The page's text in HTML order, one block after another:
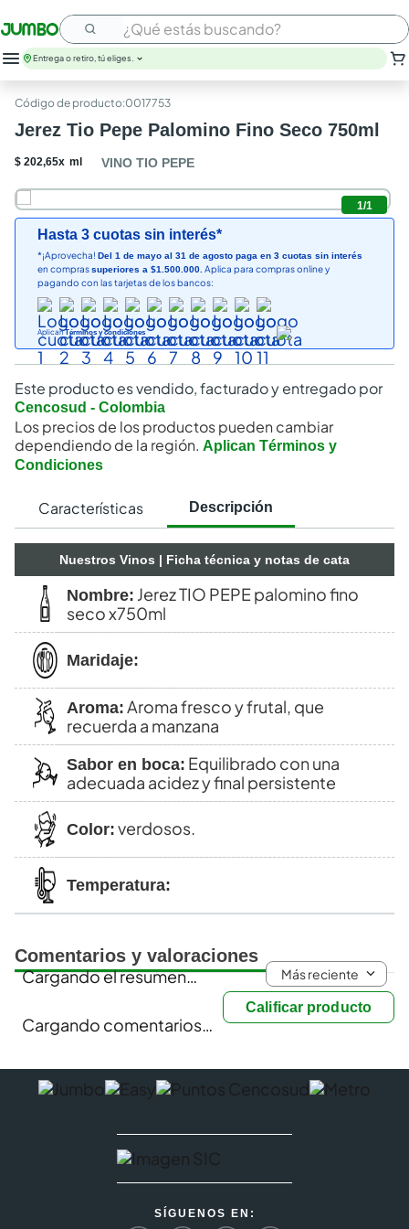
¿Qué estás buscando?
Entrega o retiro, tú eliges.
:0017753
Jerez Tio Pepe Palomino Fino Seco 750ml
$ 202,65x ml VINO TIO PEPE
1/1
Hasta 3 cuotas sin interés*
*¡Aprovecha! Del 1 de mayo al 31 de agosto paga en 3 cuotas sin interés
en comprassuperiores a $1.500.000. Aplica para compras online y
pagando con las tarjetas de los bancos:
AplicanTérminos y condiciones
Este producto es vendido, facturado y entregado por
Cencosud - Colombia
Los precios de los productos pueden cambiar
dependiendo de la región. Aplican Términos y
Condiciones
Características Descripción
Nuestros Vinos | Ficha técnica y notas de cata
Nombre: Jerez TIO PEPE palomino fino
seco x750ml
Maridaje:
Aroma: Aroma fresco y frutal, que
recuerda a manzana
Sabor en boca: Equilibrado con una
adecuada acidez y final persistente
Color: verdosos.
Temperatura:
Comentarios y valoraciones
Calificar producto
Cargando el resumen… Más reciente
Cargando comentarios…
SÍGUENOS EN: